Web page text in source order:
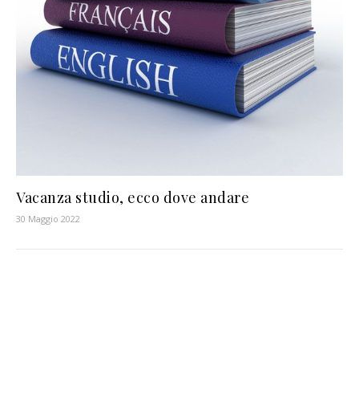
Vacanza studio, ecco dove andare
30 Maggio 2022